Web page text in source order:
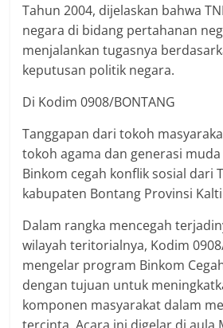
Tahun 2004, dijelaskan bahwa
negara di bidang pertahanan
menjalankan tugasnya
keputusan politik negara.
Di Kodim 0908/BONTANG
Tanggapan dari tokoh
tokoh agama dan generasi
Binkom cegah konflik sosial dari
kabupaten Bontang Provinsi
Dalam rangka mencegah
wilayah teritorialnya, Kodim
mengelar program Binkom
dengan tujuan untuk
komponen masyarakat dalam